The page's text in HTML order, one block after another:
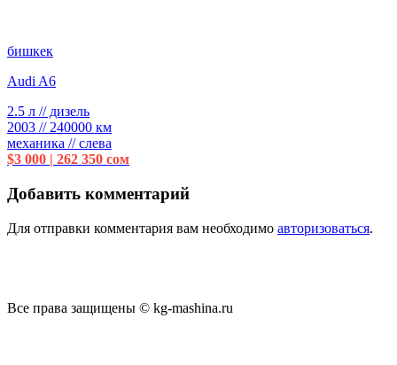
бишкек
Audi A6
2.5 л // дизель
2003 // 240000 км
механика // слева
$3 000 | 262 350 сом
Добавить комментарий
Для отправки комментария вам необходимо авторизоваться.
Все права защищены © kg-mashina.ru